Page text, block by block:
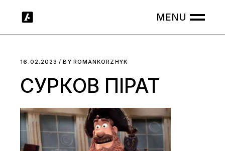
16.02.2023 BY ROMANKORZHYK
СУРКОВ ПІРАТ